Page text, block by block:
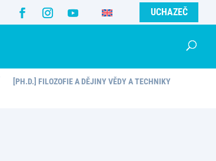
UCHAZEČ
[PH.D.] FILOZOFIE A DĚJINY VĚDY A TECHNIKY